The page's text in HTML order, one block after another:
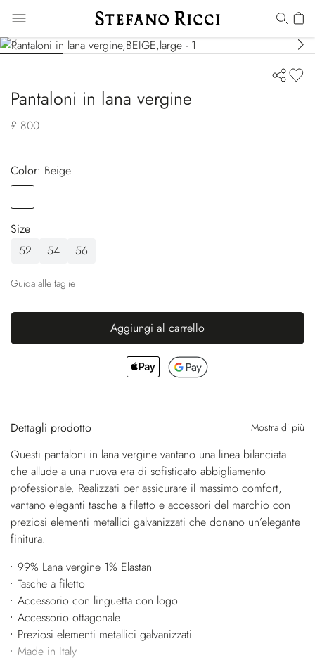
Pantaloni in lana vergine
£ 800
Color:
beige
Size
52
54 56
Guida alle taglie
Aggiungi al carrello
Dettagli prodotto Mostra di più
Questi pantaloni in lana vergine vantano una linea bilanciata
che allude a una nuova era di sofisticato abbigliamento
professionale. Realizzati per assicurare il massimo comfort,
vantano eleganti tasche a filetto e accessori del marchio con
preziosi elementi metallici galvanizzati che donano un’elegante
finitura.
99% Lana vergine 1% Elastan
Tasche a filetto
Accessorio con linguetta con logo
Accessorio ottagonale
Preziosi elementi metallici galvanizzati
Made in Italy